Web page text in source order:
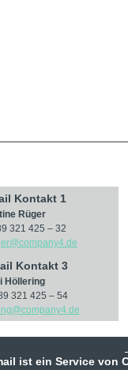
Kontakt 1
Rüger
321 425 – 32
Kontakt 3
Höllering
321 425 – 54
ist ein Service von